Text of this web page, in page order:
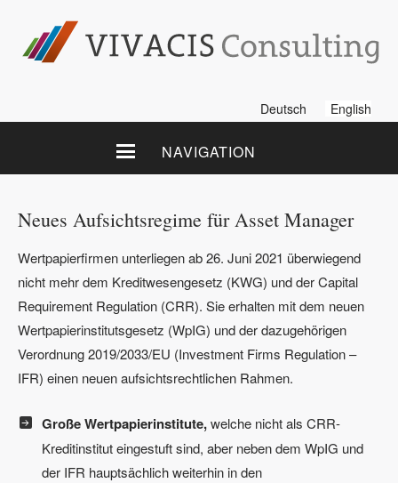
Deutsch English
NAVIGATION
Neues Aufsichtsregime für Asset Manager
Wertpapierfirmen unterliegen ab 26. Juni 2021 überwiegend
nicht mehr dem Kreditwesengesetz (KWG) und der Capital
Requirement Regulation (CRR). Sie erhalten mit dem neuen
Wertpapierinstitutsgesetz (WpIG) und der dazugehörigen
Verordnung 2019/2033/EU (Investment Firms Regulation –
IFR) einen neuen aufsichtsrechtlichen Rahmen.
Große Wertpapierinstitute,welche nicht als CRR-
Kreditinstitut eingestuft sind, aber neben dem WpIG und
der IFR hauptsächlich weiterhin in den